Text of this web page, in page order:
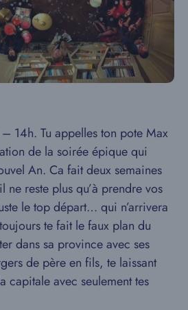
14h. Tu appelles ton pote Max
de la soirée épique qui
An. Ca fait deux semaines
reste plus qu’à prendre vos
le top départ… qui n’arrivera
te fait le faux plan du
dans sa province avec ses
de père en fils, te laissant
capitale avec seulement tes